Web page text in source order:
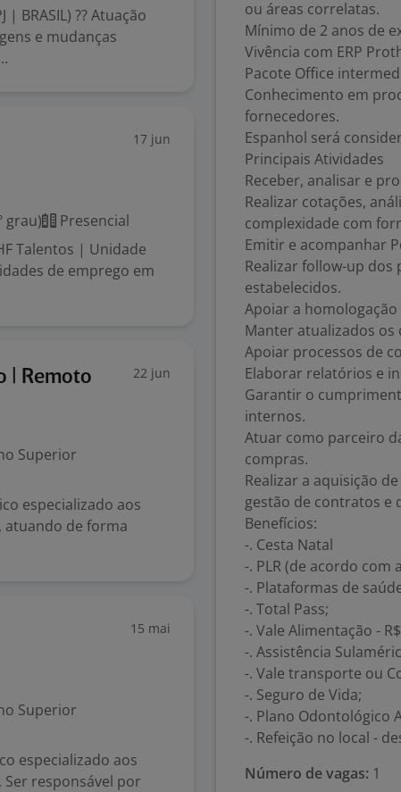
| BRASIL) ?? Atuação
e mudanças
17 jun
grau)
Presencial
Talentos | Unidade
de emprego em
| Remoto 22 jun
Superior
especializado aos
atuando de forma
15 mai
Superior
especializado aos
responsável por
ou áreas correlatas.
Mínimo de 2 anos de
Vivência com ERP
Pacote Office
Conhecimento em
fornecedores.
Espanhol será
Principais Atividades
Receber, analisar e
Realizar cotações,
complexidade com
Emitir e acompanhar
Realizar follow-up
estabelecidos.
Apoiar a
Manter atualizados
Apoiar processos de
Elaborar relatórios e
Garantir o
internos.
Atuar como parceiro
compras.
Realizar a aquisição
gestão de contratos e
Benefícios:
-. Cesta Natal
-. PLR (de acordo com
-. Plataformas de
-. Total Pass;
-. Vale Alimentação -
-. Assistência
-. Vale transporte ou
-. Seguro de Vida;
-. Plano Odontológico
-. Refeição no local -
Número de vagas: 1